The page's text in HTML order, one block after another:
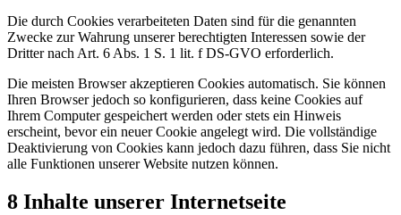
Die durch Cookies verarbeiteten Daten sind für die genannten
Zwecke zur Wahrung unserer berechtigten Interessen sowie der
Dritter nach Art. 6 Abs. 1 S. 1 lit. f DS-GVO erforderlich.
Die meisten Browser akzeptieren Cookies automatisch. Sie können
Ihren Browser jedoch so konfigurieren, dass keine Cookies auf
Ihrem Computer gespeichert werden oder stets ein Hinweis
erscheint, bevor ein neuer Cookie angelegt wird. Die vollständige
Deaktivierung von Cookies kann jedoch dazu führen, dass Sie nicht
alle Funktionen unserer Website nutzen können.
8 Inhalte unserer Internetseite